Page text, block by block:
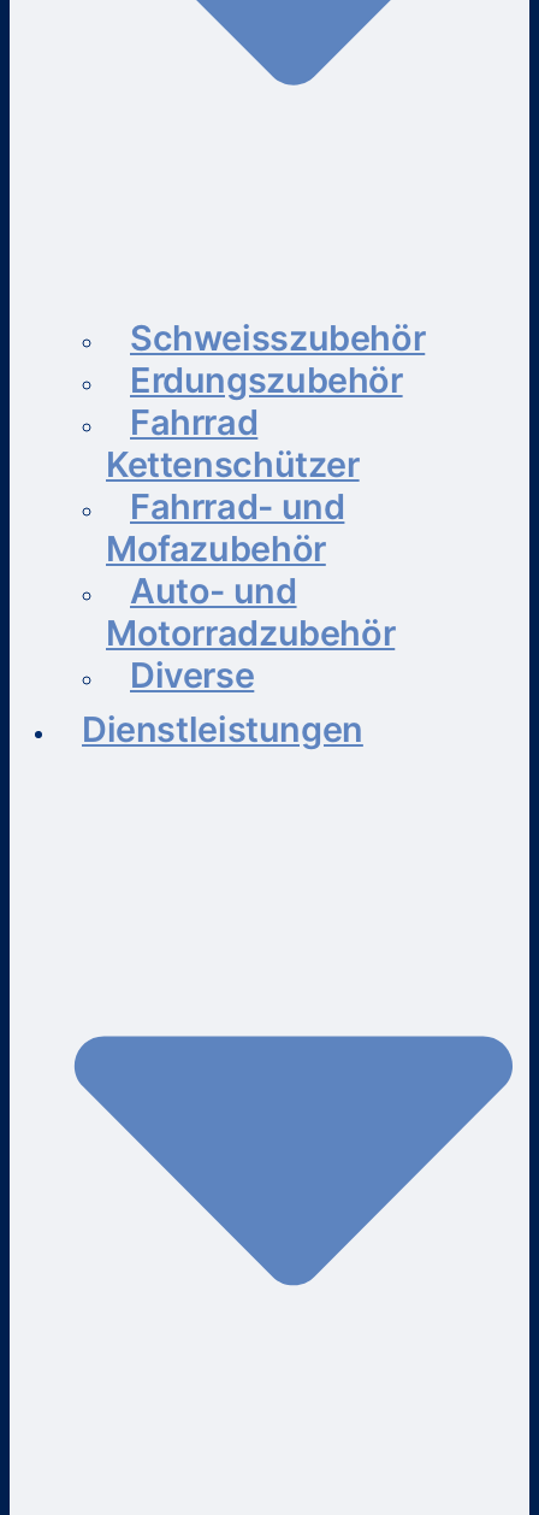
Schweisszubehör
Erdungszubehör
Fahrrad
Kettenschützer
Fahrrad- und
Mofazubehör
Auto- und
Motorradzubehör
Diverse
Dienstleistungen